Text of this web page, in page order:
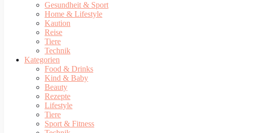
Gesundheit & Sport
Home & Lifestyle
Kaution
Reise
Tiere
Technik
Kategorien
Food & Drinks
Kind & Baby
Beauty
Rezepte
Lifestyle
Tiere
Sport & Fitness